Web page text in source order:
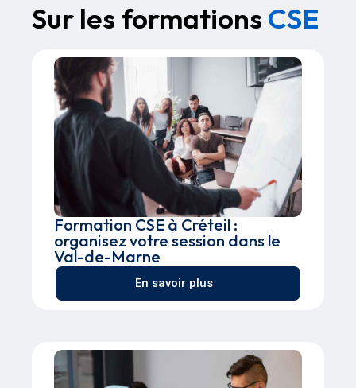
Sur les formations CSE
Formation CSE à Créteil :
organisez votre session dans le
Val-de-Marne
En savoir plus